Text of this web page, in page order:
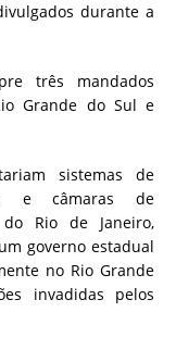
durante a
três mandados
Grande do Sul e
sistemas de
e câmaras de
Rio de Janeiro,
governo estadual
no Rio Grande
invadidas pelos